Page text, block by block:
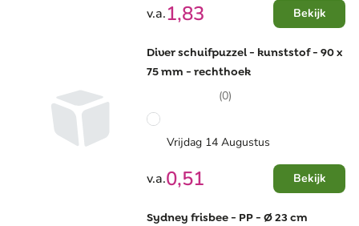
v.a.1,83 Bekijk
Diver schuifpuzzel - kunststof - 90 x
75 mm - rechthoek
(0)
Vrijdag 14 Augustus
v.a.0,51 Bekijk
Sydney frisbee - PP - Ø 23 cm